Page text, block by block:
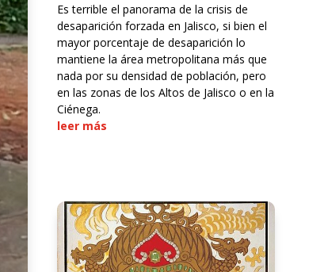
Es terrible el panorama de la crisis de
desaparición forzada en Jalisco, si bien el
mayor porcentaje de desaparición lo
mantiene la área metropolitana más que
nada por su densidad de población, pero
en las zonas de los Altos de Jalisco o en la
Ciénega.
leer más